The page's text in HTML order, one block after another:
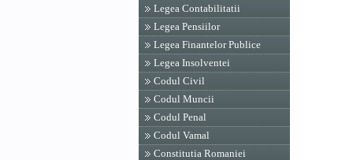
Legea Contabilitatii
Legea Pensiilor
Legea Finantelor Publice
Legea Insolventei
Codul Civil
Codul Muncii
Codul Penal
Codul Vamal
Constitutia Romaniei